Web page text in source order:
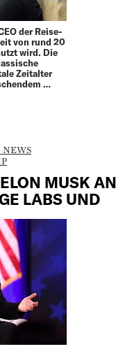
der Reise-
von rund 20
wird. Die
Zeitalter
…
NEWS
MUSK AN
LABS UND